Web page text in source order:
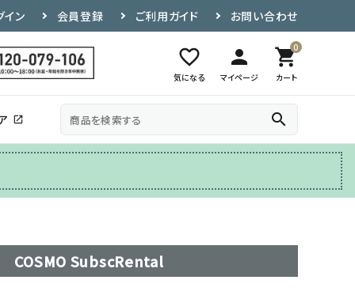
イン 会員登録 ご利用ガイド お問い合わせ
favorite_border
気になる
person
マイページ
0
shopping_cart
カート
その他
テレビ台
open_in_new search
COSMO SubscRental